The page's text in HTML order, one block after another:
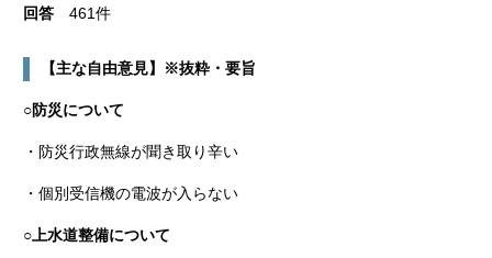
回答461件
【主な自由意見】※抜粋・要旨
○防災について
・防災行政無線が聞き取り辛い
・個別受信機の電波が入らない
○上水道整備について